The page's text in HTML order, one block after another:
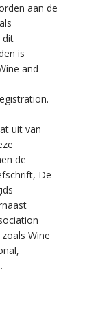
aan de
dit
is
and
uit van
de
De
Wine